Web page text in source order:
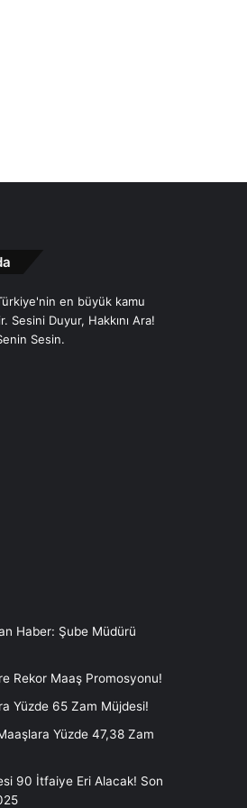
en büyük kamu
Sesini Duyur, Hakkını Ara!
Sesin.
Haber: Şube Müdürü
Rekor Maaş Promosyonu!
Yüzde 65 Zam Müjdesi!
Yüzde 47,38 Zam
90 İtfaiye Eri Alacak! Son